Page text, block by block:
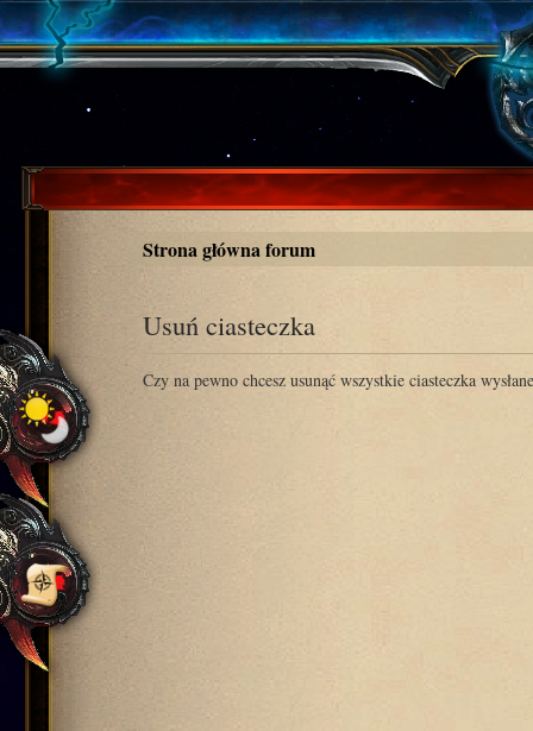
Strona główna forum
Usuń ciasteczka
Czy na pewno chcesz usunąć wszystkie ciasteczka